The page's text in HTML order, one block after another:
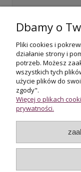
Dbamy o
Pliki cookies i
działanie strony i
potrzeb. Możesz
wszystkich tych
użycie plików do
zgody".
Więcej o plikach
prywatności.